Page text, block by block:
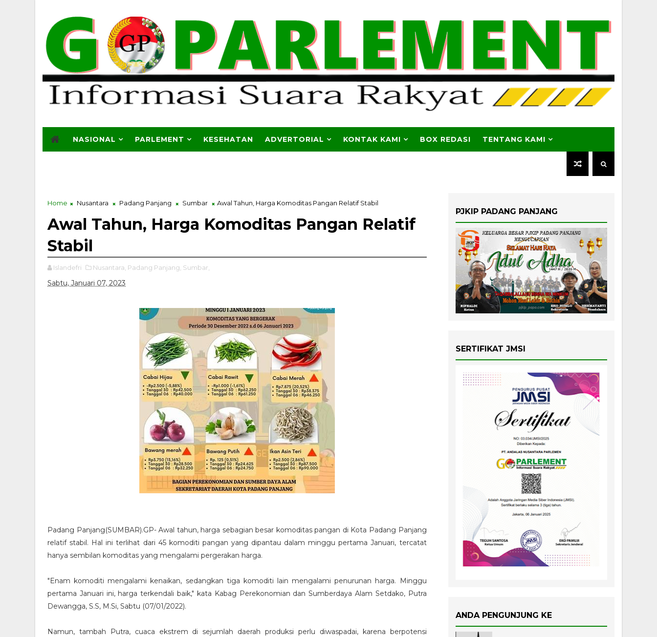
NASIONAL PARLEMENT KESEHATAN ADVERTORIAL KONTAK KAMI BOX REDASI TENTANG KAMI
Home Nusantara Padang Panjang Sumbar Awal Tahun, Harga Komoditas Pangan Relatif Stabil
Awal Tahun, Harga Komoditas Pangan Relatif
Stabil
Islandefri Nusantara, Padang Panjang, Sumbar,
Sabtu, Januari 07, 2023
Padang Panjang(SUMBAR).GP- Awal tahun, harga sebagian besar komoditas pangan di Kota Padang Panjang
relatif stabil. Hal ini terlihat dari 45 komoditi pangan yang dipantau dalam minggu pertama Januari, tercatat
hanya sembilan komoditas yang mengalami pergerakan harga.
"Enam komoditi mengalami kenaikan, sedangkan tiga komoditi lain mengalami penurunan harga. Minggu
pertama Januari ini, harga terkendali baik," kata Kabag Perekonomian dan Sumberdaya Alam Setdako, Putra
Dewangga, S.S, M.Si, Sabtu (07/01/2022).
Namun, tambah Putra, cuaca ekstrem di sejumlah daerah produksi perlu diwaspadai, karena berpotensi
PJKIP PADANG PANJANG
SERTIFIKAT JMSI
ANDA PENGUNJUNG KE